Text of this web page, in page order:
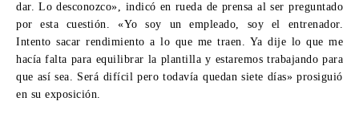
dar. Lo desconozco», indicó en rueda de prensa al ser preguntado
por esta cuestión. «Yo soy un empleado, soy el entrenador.
Intento sacar rendimiento a lo que me traen. Ya dije lo que me
hacía falta para equilibrar la plantilla y estaremos trabajando para
que así sea. Será difícil pero todavía quedan siete días» prosiguió
en su exposición.